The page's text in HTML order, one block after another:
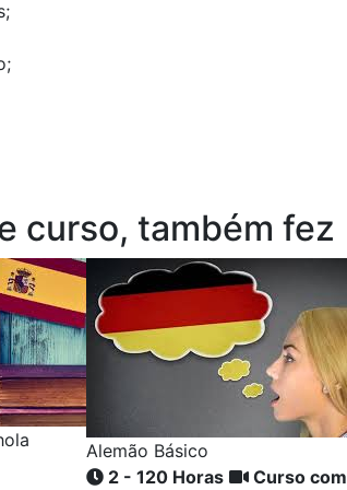
curso, também fez
Alemão Básico
2 - 120 Horas
Curso com